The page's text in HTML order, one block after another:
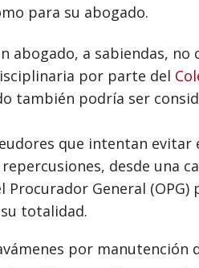
para su abogado.
abogado, a sabiendas, no
por parte del
también podría ser
que intentan evitar
desde una
Procurador General
totalidad.
por manutención